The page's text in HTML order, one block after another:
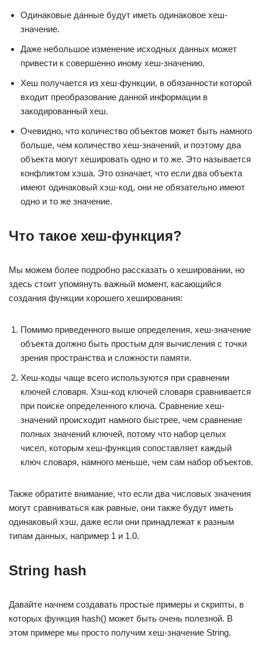
Одинаковые данные будут иметь одинаковое хеш-
значение.
Даже небольшое изменение исходных данных может
привести к совершенно иному хеш-значению.
Хеш получается из хеш-функции, в обязанности которой
входит преобразование данной информации в
закодированный хеш.
Очевидно, что количество объектов может быть намного
больше, чем количество хеш-значений, и поэтому два
объекта могут хешировать одно и то же. Это называется
конфликтом хэша. Это означает, что если два объекта
имеют одинаковый хэш-код, они не обязательно имеют
одно и то же значение.
Что такое хеш-функция?
Мы можем более подробно рассказать о хешировании, но
здесь стоит упомянуть важный момент, касающийся
создания функции хорошего хеширования:
Помимо приведенного выше определения, хеш-значение
объекта должно быть простым для вычисления с точки
зрения пространства и сложности памяти.
Хеш-коды чаще всего используются при сравнении
ключей словаря. Хэш-код ключей словаря сравнивается
при поиске определенного ключа. Сравнение хеш-
значений происходит намного быстрее, чем сравнение
полных значений ключей, потому что набор целых
чисел, которым хеш-функция сопоставляет каждый
ключ словаря, намного меньше, чем сам набор объектов.
Также обратите внимание, что если два числовых значения
могут сравниваться как равные, они также будут иметь
одинаковый хэш, даже если они принадлежат к разным
типам данных, например 1 и 1.0.
String hash
Давайте начнем создавать простые примеры и скрипты, в
которых функция hash() может быть очень полезной. В
этом примере мы просто получим хеш-значение String.